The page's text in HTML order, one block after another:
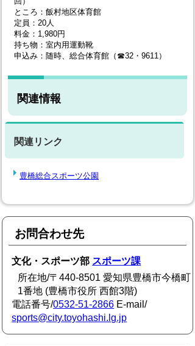
ところ：飯村地区体育館
定員：20人
料金：1,980円
持ち物：室内用運動靴
申込み：随時、総合体育館（☎32・9611）
関連情報
関連リンク
豊橋総合スポーツ公園
お問合わせ先
文化・スポーツ部 スポーツ課
所在地/〒440-8501 愛知県豊橋市今橋町
1番地 (豊橋市役所 西館3階)
電話番号/0532-51-2866 E-mail/
sports@city.toyohashi.lg.jp